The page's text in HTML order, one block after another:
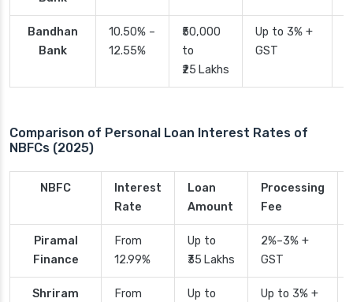
Bandhan
Bank
10.50% –
12.55%
₹50,000
to
₹25 Lakhs
Up to 3% +
GST
Comparison of Personal Loan Interest Rates of
NBFCs (2025)
NBFC
Interest
Rate
Loan
Amount
Processing
Fee
Piramal
Finance
From
12.99%
Up to
₹35 Lakhs
2%–3% +
GST
Shriram
From
Up to
Up to 3% +